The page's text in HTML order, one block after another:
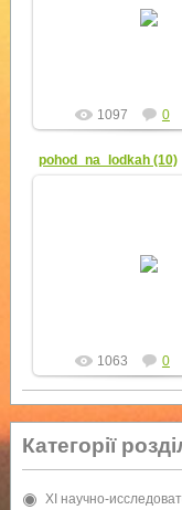
1097 0
pohod_na_lodkah (10)
1063 0
Категорії
XI научно-